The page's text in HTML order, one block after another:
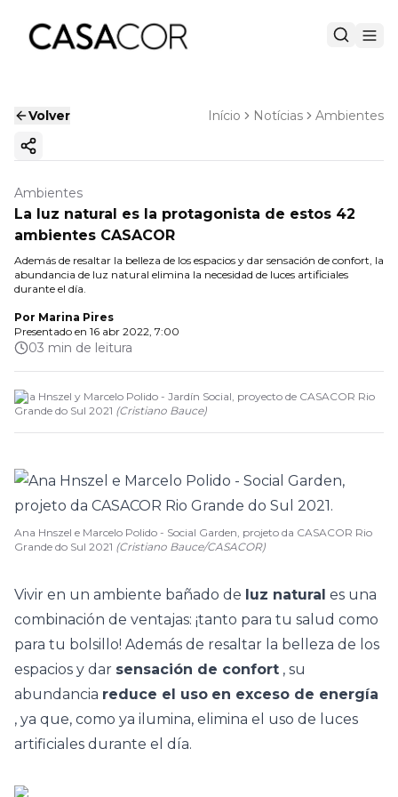
Volver Início Notícias Ambientes
Copiar enlace
Ambientes
La luz natural es la protagonista de estos 42
ambientes CASACOR
Además de resaltar la belleza de los espacios y dar sensación de confort, la
abundancia de luz natural elimina la necesidad de luces artificiales
durante el día.
Por Marina Pires
Presentado en 16 abr 2022, 7:00
03 min de leitura
Ana Hnszel y Marcelo Polido - Jardín Social, proyecto de CASACOR Rio
Grande do Sul 2021 (Cristiano Bauce)
Ana Hnszel e Marcelo Polido - Social Garden, projeto da CASACOR Rio
Grande do Sul 2021 (Cristiano Bauce/CASACOR)
Vivir en un ambiente bañado de luz natural es una
combinación de ventajas: ¡tanto para tu salud como
para tu bolsillo! Además de resaltar la belleza de los
espacios y dar sensación de confort , su
abundancia reduce el uso en exceso de energía
, ya que, como ya ilumina, elimina el uso de luces
artificiales durante el día.